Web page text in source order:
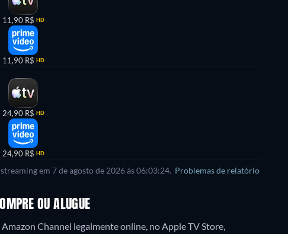
11,90 R$ HD
11,90 R$ HD
24,90 R$ HD
24,90 R$ HD
em 7 de agosto de 2026 às 06:03:24. Problemas de relatório
OU ALUGUE
Channel legalmente online, no Apple TV Store,